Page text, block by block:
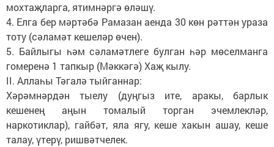
мохтаҗларга, ятимнәргә өләшү.
4. Елга бер мәртәбә Рамазан аенда 30 көн рәттән ураза
тоту (сәламәт кешеләр өчен).
5. Байлыгы һәм сәламәтлеге булган һәр мөселманга
гомеренә 1 тапкыр (Мәккәгә) Хаҗ кылу.
II. Аллаһы Тәгалә тыйганнар:
Хәрәмнәрдән тыелу (дуңгыз ите, аракы, барлык
кешенең аңын томалый торган эчемлекләр,
наркотиклар), гайбәт, яла ягу, кеше хакын ашау, кеше
талау, үтерү, ришвәтчелек.